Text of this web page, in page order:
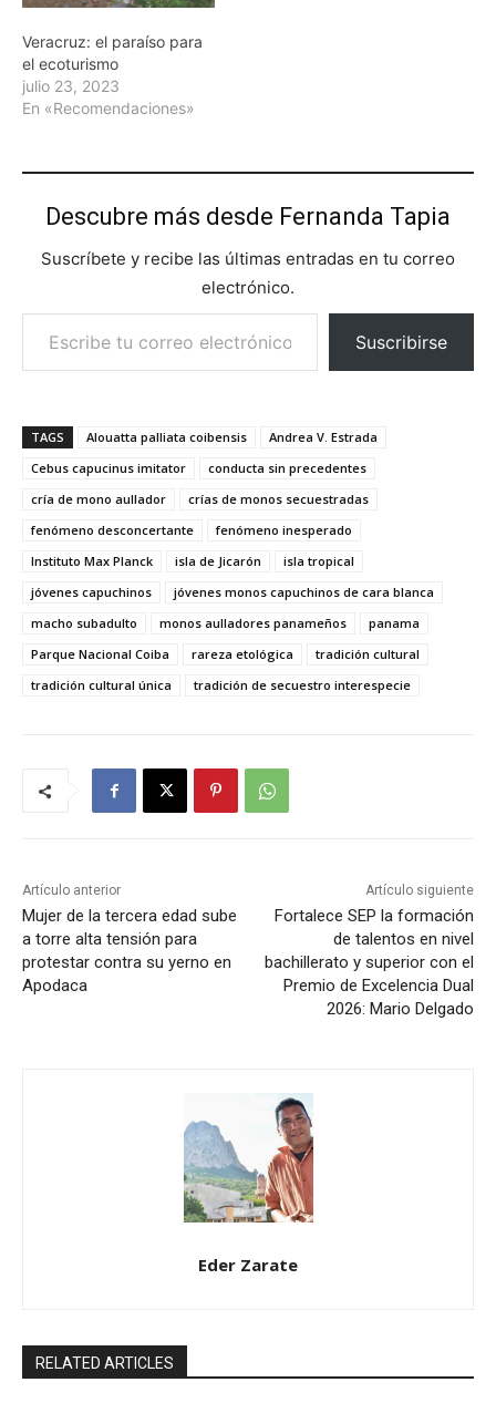
Veracruz: el paraíso para
el ecoturismo
julio 23, 2023
En «Recomendaciones»
Descubre más desde Fernanda Tapia
Suscríbete y recibe las últimas entradas en tu correo
electrónico.
Escribe tu correo electrónico…
Suscribirse
TAGS Alouatta palliata coibensis
Andrea V. Estrada
Cebus capucinus imitator
conducta sin precedentes
cría de mono aullador
crías de monos secuestradas
fenómeno desconcertante
fenómeno inesperado
Instituto Max Planck
isla de Jicarón
isla tropical
jóvenes capuchinos
jóvenes monos capuchinos de cara blanca
macho subadulto
monos aulladores panameños
panama
Parque Nacional Coiba
rareza etológica
tradición cultural
tradición cultural única
tradición de secuestro interespecie
Artículo anterior
Mujer de la tercera edad sube
a torre alta tensión para
protestar contra su yerno en
Apodaca
Artículo siguiente
Fortalece SEP la formación
de talentos en nivel
bachillerato y superior con el
Premio de Excelencia Dual
2026: Mario Delgado
Eder Zarate
RELATED ARTICLES